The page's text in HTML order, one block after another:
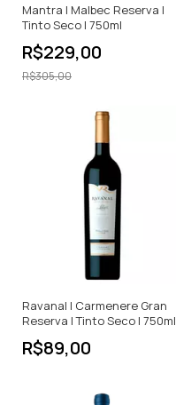
Mantra | Malbec Reserva |
Tinto Seco | 750ml
R$229,00
R$305,00
Ravanal | Carmenere Gran
Reserva | Tinto Seco | 750ml
R$89,00